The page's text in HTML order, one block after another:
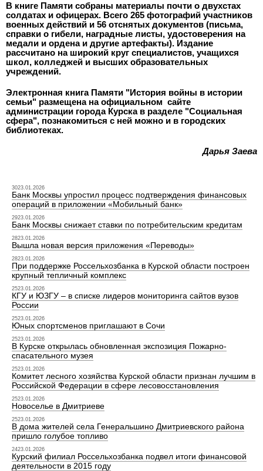
В книге Памяти собраны материалы почти о двухстах
солдатах и офицерах. Всего 265 фотографий участников
военных действий и 56 отснятых документов (письма,
справки о гибели, наградные листы, удостоверения на
медали и ордена и другие артефакты). Издание
рассчитано на широкий круг специалистов, учащихся
школ, колледжей и высших образовательных
учреждений.
Электронная книга Памяти "История войны в истории
семьи" размещена на официальном сайте
администрации города Курска в разделе "Социальная
сфера", познакомиться с ней можно и в городских
библиотеках.
Дарья Заева
3023.01.2026
Банк Москвы упростил процесс подтверждения финансовых
операций в приложении «Мобильный банк»
2923.01.2026
Банк Москвы снижает ставки по потребительским кредитам
2823.01.2026
Вышла новая версия приложения «Переводы»
2823.01.2026
При поддержке Россельхозбанка в Курской области построен
крупный тепличный комплекс
2523.01.2026
КГУ и ЮЗГУ – в списке лидеров мониторинга сайтов вузов
России
2523.01.2026
Юных спортсменов приглашают в Сочи
2523.01.2026
В Курске открылась обновленная экспозиция Пожарно-
спасательного музея
2523.01.2026
Комитет лесного хозяйства Курской области признан лучшим в
Российской Федерации в сфере лесовосстановления
2523.01.2026
Новоселье в Дмитриеве
2523.01.2026
В дома жителей села Генеральшино Дмитриевского района
пришло голубое топливо
2423.01.2026
Курский филиал Россельхозбанка подвел итоги финансовой
деятельности в 2015 году